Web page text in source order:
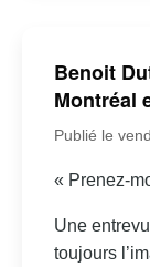
Benoit
Montréal
Publié le
« Prenez-
Une
toujours